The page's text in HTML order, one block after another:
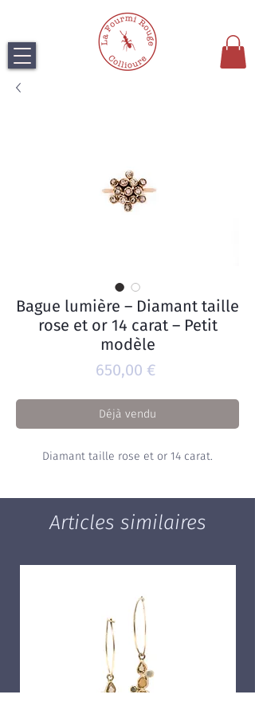
Bague lumière – Diamant taille
rose et or 14 carat – Petit
modèle
650,00 €Prix
Déjà vendu
Diamant taille rose et or 14 carat.
Articles similaires